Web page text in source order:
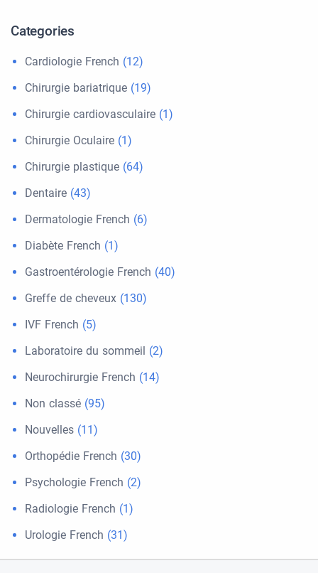
Categories
Cardiologie French (12)
Chirurgie bariatrique (19)
Chirurgie cardiovasculaire (1)
Chirurgie Oculaire (1)
Chirurgie plastique (64)
Dentaire (43)
Dermatologie French (6)
Diabète French (1)
Gastroentérologie French (40)
Greffe de cheveux (130)
IVF French (5)
Laboratoire du sommeil (2)
Neurochirurgie French (14)
Non classé (95)
Nouvelles (11)
Orthopédie French (30)
Psychologie French (2)
Radiologie French (1)
Urologie French (31)